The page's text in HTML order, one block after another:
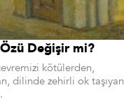
Özü Değişir mi?
kötülerden,
dilinde zehirli ok taşıyan